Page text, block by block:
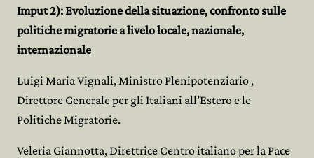
Imput 2):Evoluzione della situazione, confronto sulle
politiche migratorie a livelo locale, nazionale,
internazionale
Luigi Maria Vignali, Ministro Plenipotenziario ,
Direttore Generale per gli Italiani all’Estero e le
Politiche Migratorie.
Veleria Giannotta, Direttrice Centro italiano per la Pace